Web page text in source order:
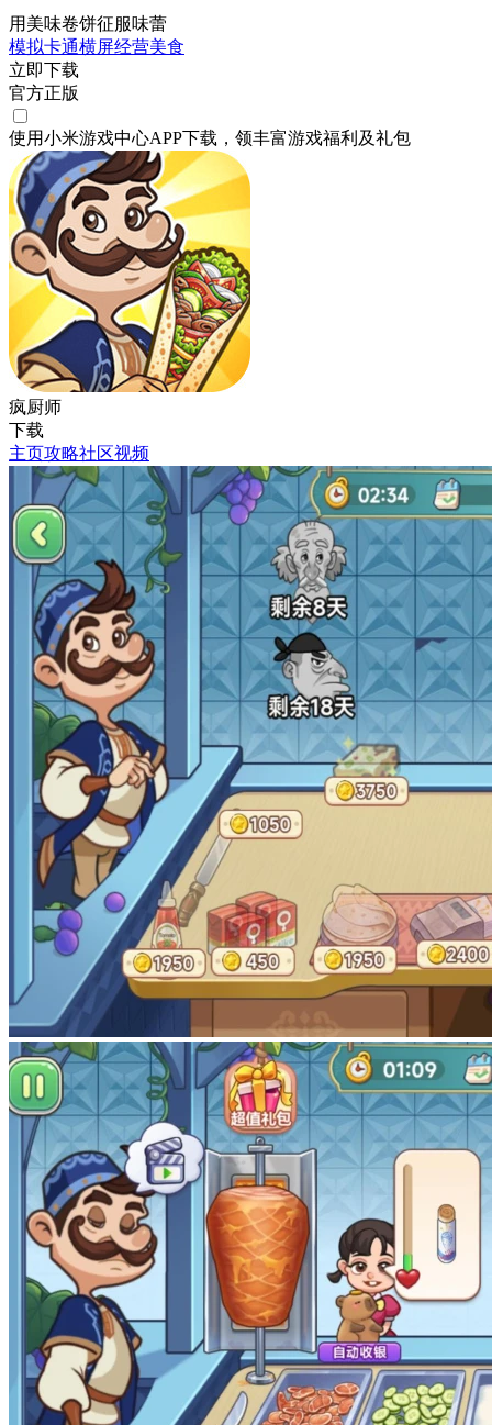
用美味卷饼征服味蕾
模拟卡通横屏经营美食
立即下载
官方正版
使用小米游戏中心APP下载 ，领丰富游戏福利 及礼包
疯厨师
下载
主页攻略社区视频